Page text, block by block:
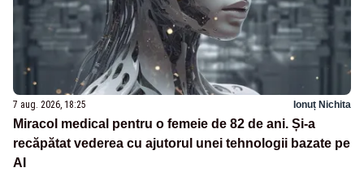
7 aug. 2026, 18:25 Ionuț Nichita
Miracol medical pentru o femeie de 82 de ani. Și-a
recăpătat vederea cu ajutorul unei tehnologii bazate pe
AI